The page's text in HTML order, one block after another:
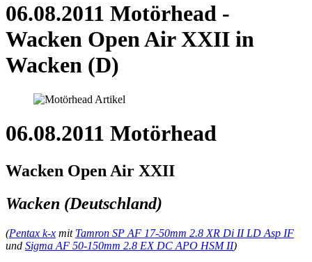
06.08.2011 Motörhead -
Wacken Open Air XXII in
Wacken (D)
06.08.2011 Motörhead
Wacken Open Air XXII
Wacken (Deutschland)
(Pentax k-x mit Tamron SP AF 17-50mm 2.8 XR Di II LD Asp IF
und Sigma AF 50-150mm 2.8 EX DC APO HSM II)